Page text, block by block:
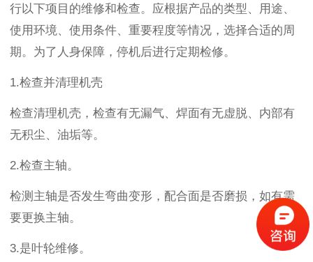
行以下项目的维修和检查。应根据产品的类型、用途、
使用环境、使用条件、重要程度等情况，选择合适的周
期。为了人身保障，停机后进行定期检修。
1.检查并清理机壳
检查清理机壳，检查有无漏气、焊面有无虚脱、内部有
无积尘、油垢等。
2.检查主轴。
检测主轴是否发生弯曲变形，配合面是否磨损，如有需
要更换主轴。
3.是叶轮维修。